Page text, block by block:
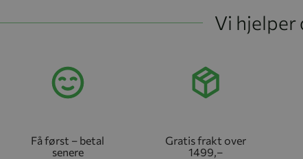
Vi hjelper
Få først – betal
senere
Gratis frakt over
1499,–